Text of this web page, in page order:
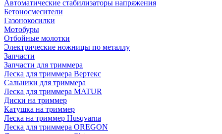
Автоматические стабилизаторы напряжения
Бетоносмесители
Газонокосилки
Мотобуры
Отбойные молотки
Электрические ножницы по металлу
Запчасти
Запчасти для триммера
Леска для триммера Вертекс
Сальники для триммера
Леска для триммера MATUR
Диски на триммер
Катушка на триммер
Леска на триммер Husqvarna
Леска для триммера OREGON